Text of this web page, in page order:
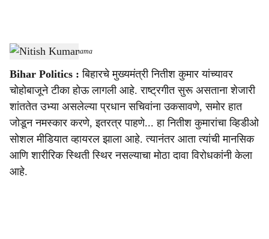
a
r
e
Nitish Kumar -Sarkarnama
Bihar Politics : बिहारचे मुख्यमंत्री नितीश कुमार यांच्यावर
चोहोबाजूने टीका होऊ लागली आहे. राष्ट्रगीत सुरू असताना शेजारी
शांततेत उभ्या असलेल्या प्रधान सचिवांना उकसावणे, समोर हात
जोडून नमस्कार करणे, इतरत्र पाहणे... हा नितीश कुमारांचा व्हिडीओ
सोशल मीडियात व्हायरल झाला आहे. त्यानंतर आता त्यांची मानसिक
आणि शारीरिक स्थिती स्थिर नसल्याचा मोठा दावा विरोधकांनी केला
आहे.